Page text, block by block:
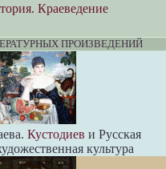
Краеведение
ПРОИЗВЕДЕНИЙ
Кустодиев и Русская
культура